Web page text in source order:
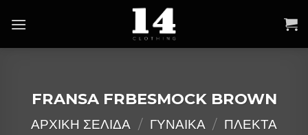
FRANSA FRBESMOCK BROWN
ΑΡΧΙΚΉ ΣΕΛΊΔΑ / ΓΥΝΑΙΚΑ / ΠΛΕΚΤΑ